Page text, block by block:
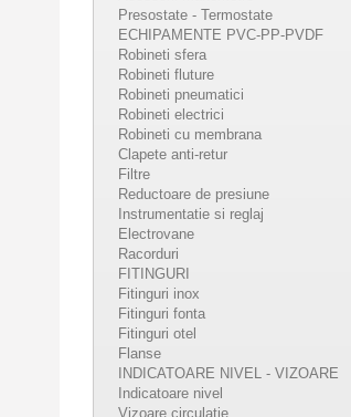
Presostate - Termostate
ECHIPAMENTE PVC-PP-PVDF
Robineti sfera
Robineti fluture
Robineti pneumatici
Robineti electrici
Robineti cu membrana
Clapete anti-retur
Filtre
Reductoare de presiune
Instrumentatie si reglaj
Electrovane
Racorduri
FITINGURI
Fitinguri inox
Fitinguri fonta
Fitinguri otel
Flanse
INDICATOARE NIVEL - VIZOARE
Indicatoare nivel
Vizoare circulatie
151 - Racord intermediar
alama
151 - Racord intermediar alama pentru
indicatoarele de nivel L138 si L135 .
DETALII